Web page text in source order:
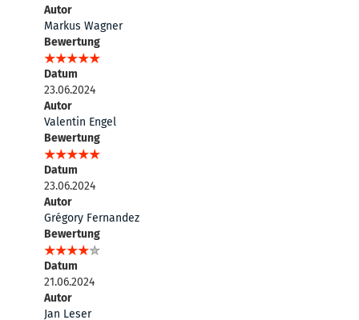
Autor
Markus Wagner
Bewertung
Datum
23.06.2024
Autor
Valentin Engel
Bewertung
Datum
23.06.2024
Autor
Grégory Fernandez
Bewertung
Datum
21.06.2024
Autor
Jan Leser